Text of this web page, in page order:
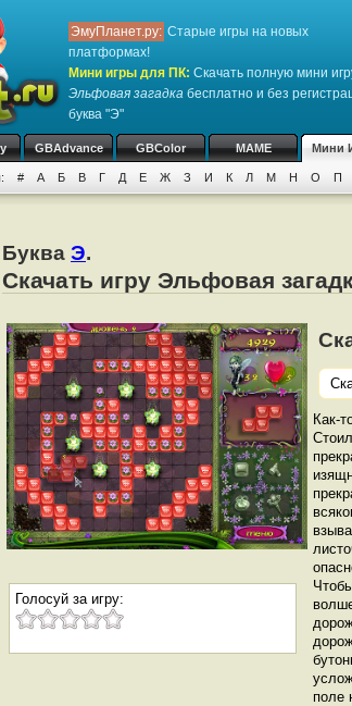
ЭмуПланет.ру: Старые игры на новых
платформах!
Мини игры для ПК: Скачать полную мини
Эльфовая загадка бесплатно и без
буква "Э"
GBAdvance GBColor MAME Мини
# А Б В Г Д Е Ж З И К Л М Н О П
Буква Э.
Скачать игру Эльфовая
Голосуй за игру:
Как-
поле